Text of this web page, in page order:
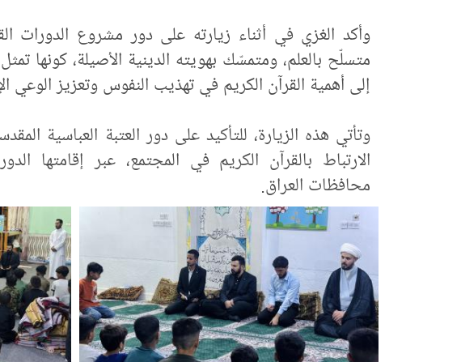
وأكد الغزي في أثناء زيارته على دور مشروع الدورات
متسلّح بالعلم، ومتمسّك بهويته الدينية الأصيلة، كونها
إلى أهمية القرآن الكريم في تهذيب النفوس وتعزيز الوعي
وتأتي هذه الزيارة، للتأكيد على دور العتبة العباسية
الارتباط بالقرآن الكريم في المجتمع، عبر إقامتها
محافظات العراق.